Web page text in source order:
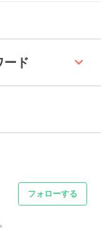
ード keyboard_arrow_up
フォローする